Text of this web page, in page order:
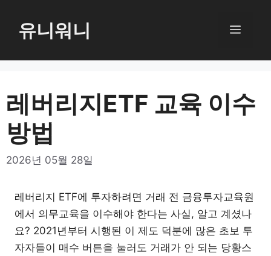
로
너
뛰
기
유니워니 메
레버리지ETF 교육 이수
방법
2026년 05월 28일
레버리지 ETF에 투자하려면 거래 전 금융투자교육원
에서 의무교육을 이수해야 한다는 사실, 알고 계셨나
요? 2021년부터 시행된 이 제도 덕분에 많은 초보 투
자자들이 매수 버튼을 눌러도 거래가 안 되는 당황스